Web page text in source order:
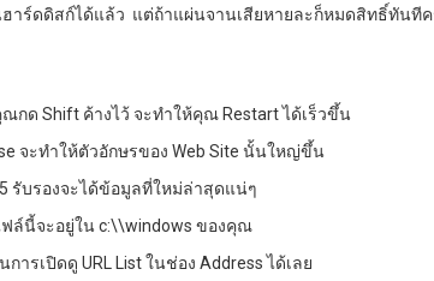
าร์ดดิสก์ได้แล้ว แต่ถ้าแผ่นจานเสียหายละก็หมดสิทธิ์ทันที
กด Shift ค้างไว้ จะทำให้คุณ Restart ได้เร็วขึ้น
จะทำให้ตัวอักษรของ Web Site นั้นใหญ่ขึ้น
รับรองจะได้ข้อมูลที่ใหม่ล่าสุดแน่ๆ
ล์นี้จะอยู่ใน c:\\windows ของคุณ
ารเปิดดู URL List ในช่อง Address ได้เลย